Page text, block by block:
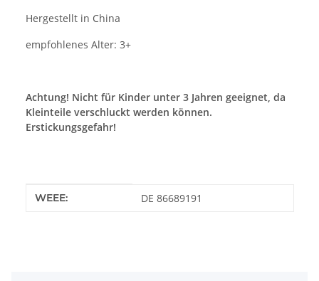
Hergestellt in China
empfohlenes Alter: 3+
Achtung! Nicht für Kinder unter 3 Jahren geeignet, da
Kleinteile verschluckt werden können.
Erstickungsgefahr!
Produkteigenschaft
Wert
WEEE: DE 86689191